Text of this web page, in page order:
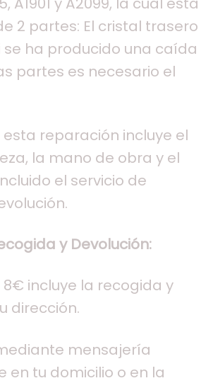
2 partes: El cristal trasero
se ha producido una caída
partes es necesario el
esta reparación incluye el
la mano de obra y el
el servicio de
y Devolución:
8€ incluye la recogida y
dirección.
mensajería
en tu domicilio o en la